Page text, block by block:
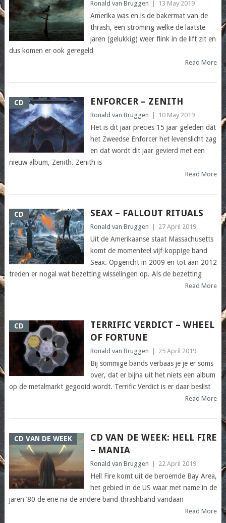
Ronald van Bruggen 13 May 2019
Amerika was en is de bakermat van de
thrash, een stroming welke de laatste
jaren (gelukkig) weer flink in de lift zit en
dus komen er ook geregeld
Read More
CD ENFORCER – ZENITH
Ronald van Bruggen 10 May 2019
Het is dit jaar precies 15 jaar geleden dat
het Zweedse Enforcer het levenslicht zag
en dat wordt dit jaar gevierd met een
nieuw album, Zenith. Zenith is
Read More
CD SEAX – FALLOUT RITUALS
Ronald van Bruggen 27 April 2019
Uit de Amerikaanse staat Massachusetts
komt de momenteel vijf-koppige band
Seax. Opgericht in 2009 en tot aan 2012
treden er nogal wat bezetting wisselingen op. Als de bezetting
Read More
CD
TERRIFIC VERDICT – WHEEL
OF FORTUNE
Ronald van Bruggen 25 April 2019
Bij sommige bands verbaas je je er soms
over, dat er bijna uit het niets een album
op de metalmarkt gegooid wordt. Terrific Verdict is er daar beslist
Read More
CD VAN DE WEEK
CD VAN DE WEEK: HELL FIRE
– MANIA
Ronald van Bruggen 22 April 2019
Hell Fire komt uit de beroemde Bay Area,
het gebied in de US waar met name in de
jaren ’80 de ene na de andere band thrashband vandaan
Read More